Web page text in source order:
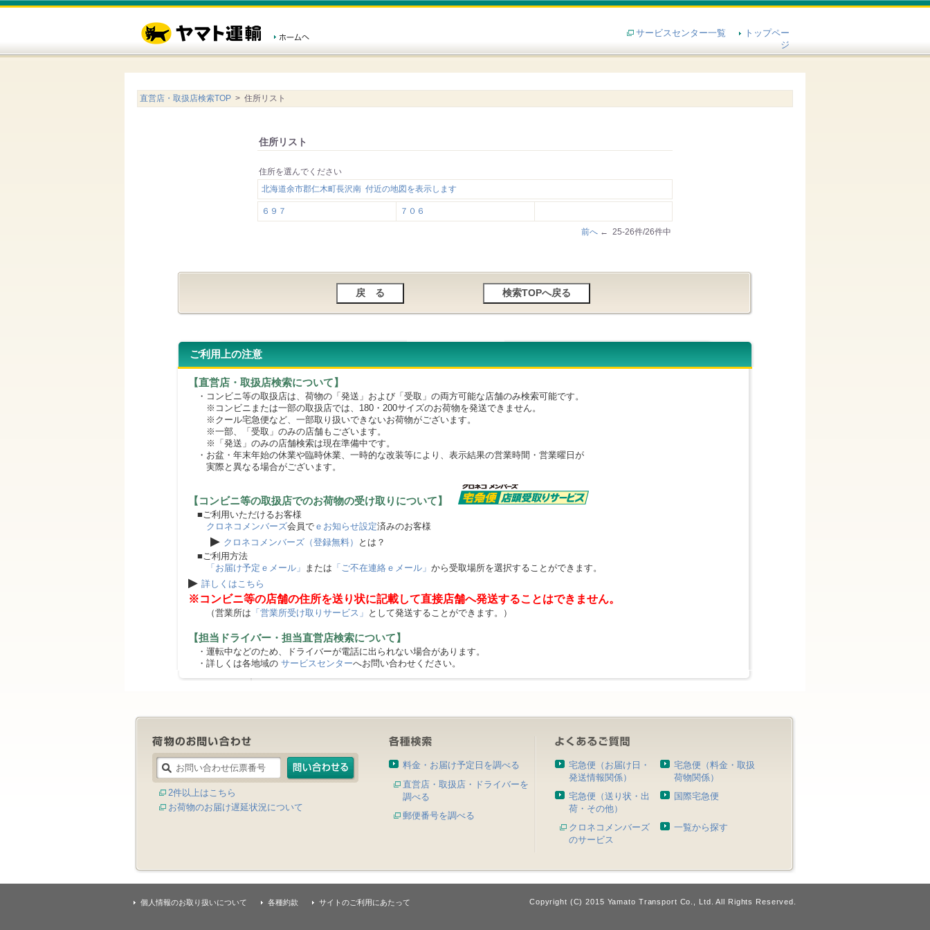
サービスセンター一覧
トップペー
ジ
直営店・取扱店検索TOP > 住所リスト
住所リスト
住所を選んでください
北海道余市郡仁木町長沢南 付近の地図を表示します
６９７ ７０６
前へ ← 25-26件/26件中
ご利用上の注意
【直営店・取扱店検索について】
・コンビニ等の取扱店は、荷物の「発送」および「受取」の両方可能な店舗のみ検索可能です。
※コンビニまたは一部の取扱店では、180・200サイズのお荷物を発送できません。
※クール宅急便など、一部取り扱いできないお荷物がございます。
※一部、「受取」のみの店舗もございます。
※「発送」のみの店舗検索は現在準備中です。
・お盆・年末年始の休業や臨時休業、一時的な改装等により、表示結果の営業時間・営業曜日が
実際と異なる場合がございます。
【コンビニ等の取扱店でのお荷物の受け取りについて】
■ご利用いただけるお客様
クロネコメンバーズ会員で ｅお知らせ設定済みのお客様
▶ クロネコメンバーズ（登録無料）
とは？
■ご利用方法
「お届け予定ｅメール」 または 「ご不在連絡ｅメール」 から受取場所を選択することができます。
▶ 詳しくはこちら
※コンビニ等の店舗の住所を送り状に記載して直接店舗へ発送することはできません。
（営業所は 「営業所受け取りサービス」 として発送することができます。）
【担当ドライバー・担当直営店検索について】
・運転中などのため、ドライバーが電話に出られない場合があります。
・詳しくは各地域の サービスセンターへお問い合わせください。
2件以上はこちら
お荷物のお届け遅延状況について
料金・お届け予定日を調べる
直営店・取扱店・ドライバーを
調べる
郵便番号を調べる
宅急便（お届け日・
発送情報関係）
宅急便（料金・取扱
荷物関係）
宅急便（送り状・出
荷・その他）
国際宅急便
クロネコメンバーズ
のサービス
一覧から探す
個人情報のお取り扱いについて 各種約款 サイトのご利用にあたって Copyright (C) 2015 Yamato Transport Co., Ltd. All Rights Reserved.